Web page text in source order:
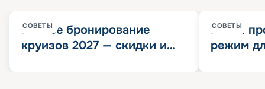
СОВЕТЫ
Раннее бронирование
круизов 2027 — скидки и
СОВЕТЫ
Китай
режим